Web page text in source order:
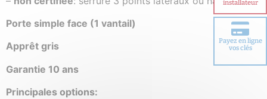
installateur
Choisir votre
Payez en ligne
vos clés
Porte simple face (1 vantail)
Apprêt gris
Garantie 10 ans
Principales options: